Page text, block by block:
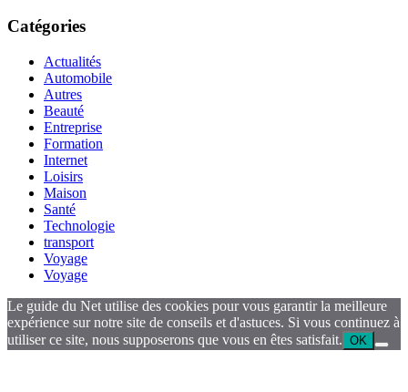
Catégories
Actualités
Automobile
Autres
Beauté
Entreprise
Formation
Internet
Loisirs
Maison
Santé
Technologie
transport
Voyage
Voyage
Le guide du Net utilise des cookies pour vous garantir la meilleure
expérience sur notre site de conseils et d'astuces. Si vous continuez à
utiliser ce site, nous supposerons que vous en êtes satisfait. OK